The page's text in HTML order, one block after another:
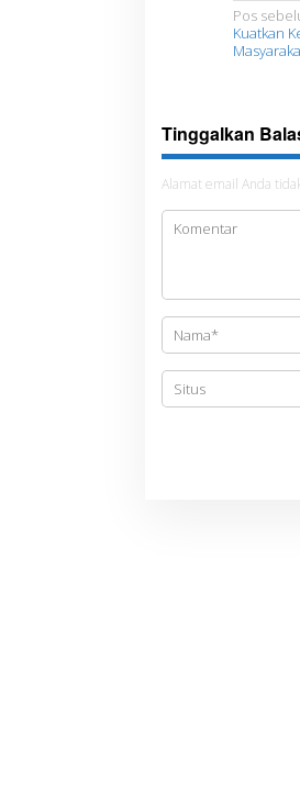
N
a
g
a
s
i
o
s
Pos
Kuatkan
Tinggalkan
Alamat email Anda